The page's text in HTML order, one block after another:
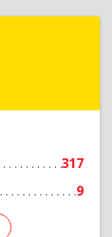
317
9
г,